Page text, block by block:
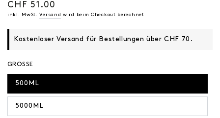
Regulärer
Preis
CHF 51.00
inkl. MwSt.Versand wird beim Checkout berechnet
Kostenloser Versand für Bestellungen über CHF 70.
GRÖSSE
500ML
5000ML